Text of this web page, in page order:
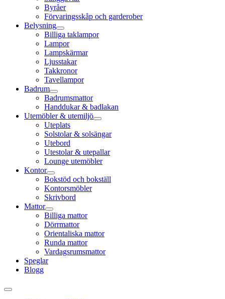
Byråer
Förvaringsskåp och garderober
Belysning
Billiga taklampor
Lampor
Lampskärmar
Ljusstakar
Takkronor
Tavellampor
Badrum
Badrumsmattor
Handdukar & badlakan
Utemöbler & utemiljö
Uteplats
Solstolar & solsängar
Utebord
Utestolar & utepallar
Lounge utemöbler
Kontor
Bokstöd och bokställ
Kontorsmöbler
Skrivbord
Mattor
Billiga mattor
Dörrmattor
Orientaliska mattor
Runda mattor
Vardagsrumsmattor
Speglar
Blogg